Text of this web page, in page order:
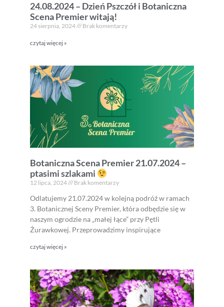
24.08.2024 – Dzień Pszczół i Botaniczna
Scena Premier witają!
24 sierpnia, 2024 Brak komentarzy
czytaj więcej »
Botaniczna Scena Premier 21.07.2024 –
ptasimi szlakami
12 lipca, 2024 Brak komentarzy
Odlatujemy 21.07.2024 w kolejną podróż w ramach
3. Botanicznej Sceny Premier, która odbędzie się w
naszym ogrodzie na „małej łące” przy Pętli
Żurawkowej. Przeprowadzimy inspirujące
czytaj więcej »